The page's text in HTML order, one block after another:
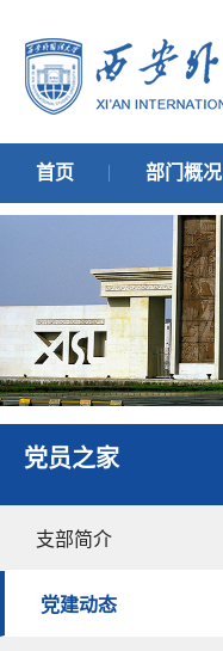
首页 部门概况
党员之家
支部简介
党建动态